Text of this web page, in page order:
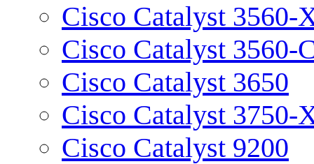
Cisco Catalyst 3560-
Cisco Catalyst 3560-
Cisco Catalyst 3650
Cisco Catalyst 3750-
Cisco Catalyst 9200